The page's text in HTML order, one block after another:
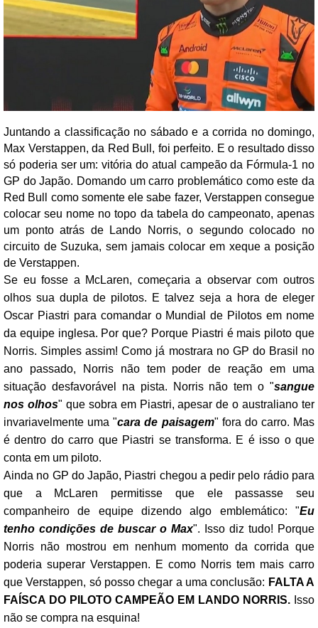
Juntando a classificação no sábado e a corrida no domingo,
Max Verstappen, da Red Bull, foi perfeito. E o resultado disso
só poderia ser um: vitória do atual campeão da Fórmula-1 no
GP do Japão. Domando um carro problemático como este da
Red Bull como somente ele sabe fazer, Verstappen consegue
colocar seu nome no topo da tabela do campeonato, apenas
um ponto atrás de Lando Norris, o segundo colocado no
circuito de Suzuka, sem jamais colocar em xeque a posição
de Verstappen.
Se eu fosse a McLaren, começaria a observar com outros
olhos sua dupla de pilotos. E talvez seja a hora de eleger
Oscar Piastri para comandar o Mundial de Pilotos em nome
da equipe inglesa. Por que? Porque Piastri é mais piloto que
Norris. Simples assim! Como já mostrara no GP do Brasil no
ano passado, Norris não tem poder de reação em uma
situação desfavorável na pista. Norris não tem o "sangue
nos olhos" que sobra em Piastri, apesar de o australiano ter
invariavelmente uma "cara de paisagem" fora do carro. Mas
é dentro do carro que Piastri se transforma. E é isso o que
conta em um piloto.
Ainda no GP do Japão, Piastri chegou a pedir pelo rádio para
que a McLaren permitisse que ele passasse seu
companheiro de equipe dizendo algo emblemático: "Eu
tenho condições de buscar o Max". Isso diz tudo! Porque
Norris não mostrou em nenhum momento da corrida que
poderia superar Verstappen. E como Norris tem mais carro
que Verstappen, só posso chegar a uma conclusão: FALTA A
FAÍSCA DO PILOTO CAMPEÃO EM LANDO NORRIS. Isso
não se compra na esquina!